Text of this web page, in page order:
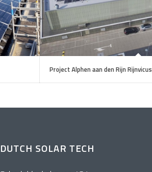
Project Alphen aan den Rijn Rijnvicus
DUTCH SOLAR TECH